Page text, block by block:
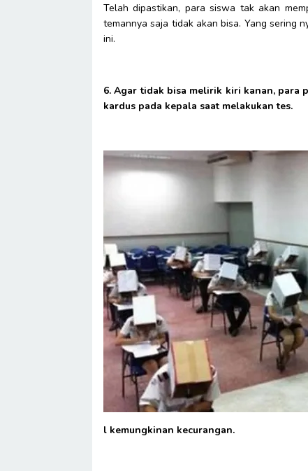
Telah dipastikan, para siswa tak akan
temannya saja tidak akan bisa. Yang sering
ini.
6. Agar tidak bisa melirik kiri kanan, para
kardus pada kepala saat melakukan tes.
l kemungkinan kecurangan.